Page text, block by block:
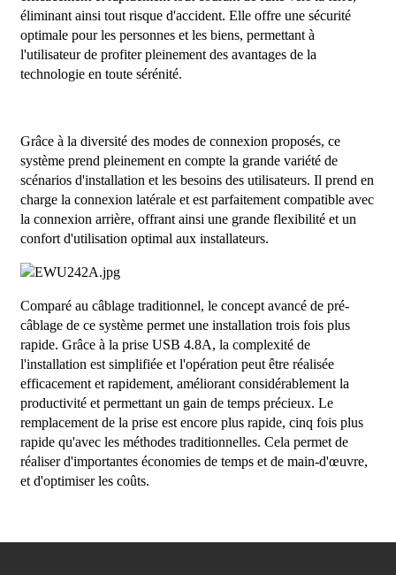
éliminant ainsi tout risque d'accident. Elle offre une sécurité
optimale pour les personnes et les biens, permettant à
l'utilisateur de profiter pleinement des avantages de la
technologie en toute sérénité.
Grâce à la diversité des modes de connexion proposés, ce
système prend pleinement en compte la grande variété de
scénarios d'installation et les besoins des utilisateurs. Il prend en
charge la connexion latérale et est parfaitement compatible avec
la connexion arrière, offrant ainsi une grande flexibilité et un
confort d'utilisation optimal aux installateurs.
Comparé au câblage traditionnel, le concept avancé de pré-
câblage de ce système permet une installation trois fois plus
rapide. Grâce à la prise USB 4.8A, la complexité de
l'installation est simplifiée et l'opération peut être réalisée
efficacement et rapidement, améliorant considérablement la
productivité et permettant un gain de temps précieux. Le
remplacement de la prise est encore plus rapide, cinq fois plus
rapide qu'avec les méthodes traditionnelles. Cela permet de
réaliser d'importantes économies de temps et de main-d'œuvre,
et d'optimiser les coûts.